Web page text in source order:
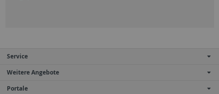
Service
Weitere Angebote
Portale